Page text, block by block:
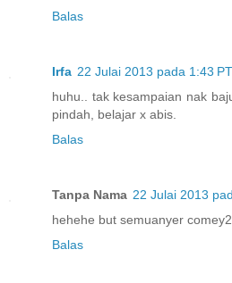
Balas
Irfa 22 Julai 2013 pada 1:43
huhu.. tak kesampaian nak
pindah, belajar x abis.
Balas
Tanpa Nama 22 Julai 2013
hehehe but semuanyer
Balas